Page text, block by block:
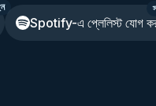
Spotify-এ প্লেলিস্ট যোগ